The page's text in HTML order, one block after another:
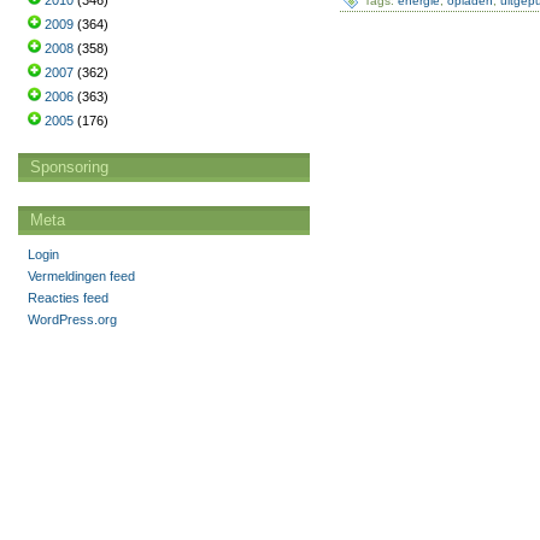
2009 (364)
2008 (358)
2007 (362)
2006 (363)
2005 (176)
Sponsoring
Meta
Login
Vermeldingen feed
Reacties feed
WordPress.org